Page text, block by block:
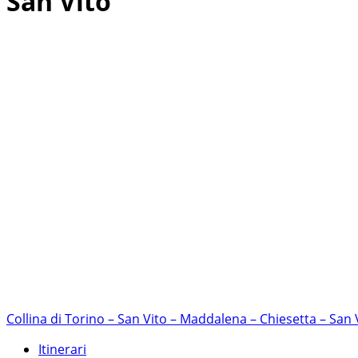
Collina di Torino – San Vito – Maddalena – Chiesetta – San
Itinerari